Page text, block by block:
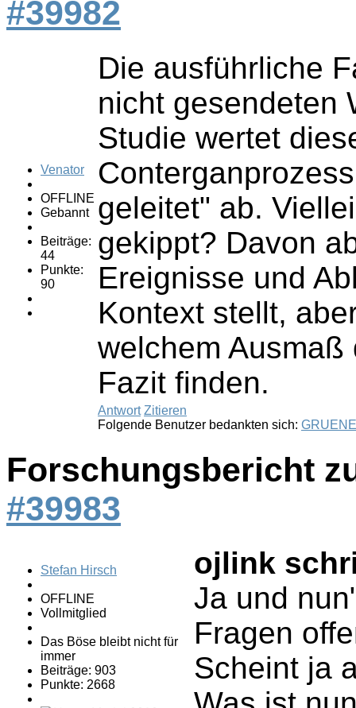
#39982
Venator
OFFLINE
Gebannt
Beiträge:
44
Punkte:
90
Die ausführliche
nicht gesendeten
Studie wertet
geleitet" ab.
gekippt? Davon
Ereignisse und
Kontext stellt,
welchem
Fazit finden.
Antwort Zitieren
Folgende Benutzer bedankten sich:
Forschungsbericht
#39983
Stefan Hirsch
OFFLINE
Vollmitglied
Das Böse bleibt nicht für
immer
Beiträge: 903
Punkte: 2668
ojlink
Ja und
Fragen
Scheint ja